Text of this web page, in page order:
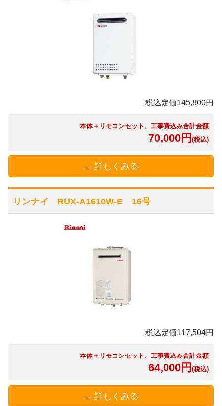
税込定価145,800円
本体＋リモコンセット、工事費込み合計金額
70,000円 (税込)
→ 詳しくみる
リンナイ RUX-A1610W-E 16号
税込定価117,504円
本体＋リモコンセット、工事費込み合計金額
64,000円 (税込)
→ 詳しくみる